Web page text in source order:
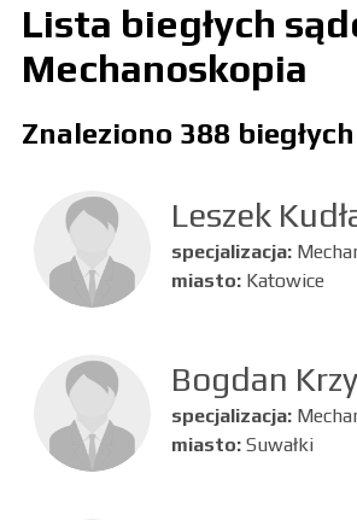
Lista biegłych
Mechanoskopia
Znaleziono 388 biegłych
Leszek
specjalizacja:
miasto: Katowice
Bogdan
specjalizacja:
miasto: Suwałki